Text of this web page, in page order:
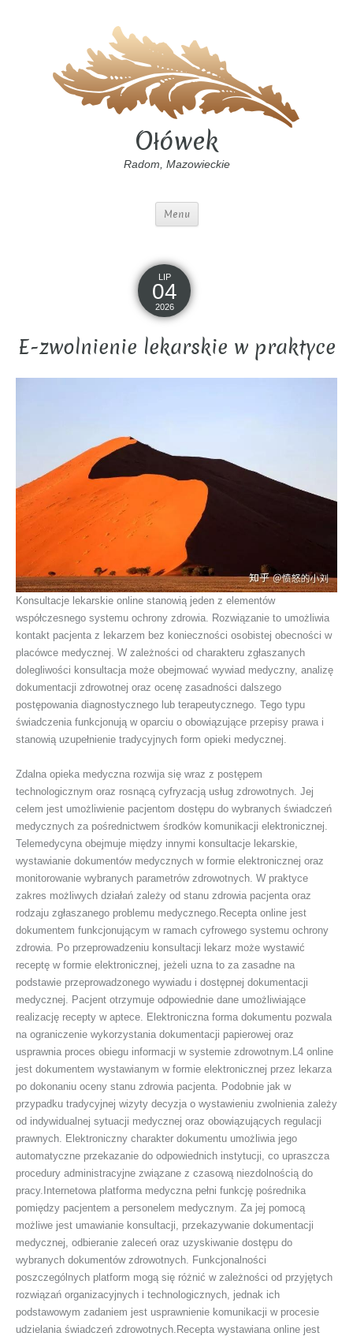
Ołówek
Radom, Mazowieckie
Menu
LIP
04
2026
E-zwolnienie lekarskie w praktyce
Konsultacje lekarskie online stanowią jeden z elementów
współczesnego systemu ochrony zdrowia. Rozwiązanie to umożliwia
kontakt pacjenta z lekarzem bez konieczności osobistej obecności w
placówce medycznej. W zależności od charakteru zgłaszanych
dolegliwości konsultacja może obejmować wywiad medyczny, analizę
dokumentacji zdrowotnej oraz ocenę zasadności dalszego
postępowania diagnostycznego lub terapeutycznego. Tego typu
świadczenia funkcjonują w oparciu o obowiązujące przepisy prawa i
stanowią uzupełnienie tradycyjnych form opieki medycznej.
Zdalna opieka medyczna rozwija się wraz z postępem
technologicznym oraz rosnącą cyfryzacją usług zdrowotnych. Jej
celem jest umożliwienie pacjentom dostępu do wybranych świadczeń
medycznych za pośrednictwem środków komunikacji elektronicznej.
Telemedycyna obejmuje między innymi konsultacje lekarskie,
wystawianie dokumentów medycznych w formie elektronicznej oraz
monitorowanie wybranych parametrów zdrowotnych. W praktyce
zakres możliwych działań zależy od stanu zdrowia pacjenta oraz
rodzaju zgłaszanego problemu medycznego.Recepta online jest
dokumentem funkcjonującym w ramach cyfrowego systemu ochrony
zdrowia. Po przeprowadzeniu konsultacji lekarz może wystawić
receptę w formie elektronicznej, jeżeli uzna to za zasadne na
podstawie przeprowadzonego wywiadu i dostępnej dokumentacji
medycznej. Pacjent otrzymuje odpowiednie dane umożliwiające
realizację recepty w aptece. Elektroniczna forma dokumentu pozwala
na ograniczenie wykorzystania dokumentacji papierowej oraz
usprawnia proces obiegu informacji w systemie zdrowotnym.L4 online
jest dokumentem wystawianym w formie elektronicznej przez lekarza
po dokonaniu oceny stanu zdrowia pacjenta. Podobnie jak w
przypadku tradycyjnej wizyty decyzja o wystawieniu zwolnienia zależy
od indywidualnej sytuacji medycznej oraz obowiązujących regulacji
prawnych. Elektroniczny charakter dokumentu umożliwia jego
automatyczne przekazanie do odpowiednich instytucji, co upraszcza
procedury administracyjne związane z czasową niezdolnością do
pracy.Internetowa platforma medyczna pełni funkcję pośrednika
pomiędzy pacjentem a personelem medycznym. Za jej pomocą
możliwe jest umawianie konsultacji, przekazywanie dokumentacji
medycznej, odbieranie zaleceń oraz uzyskiwanie dostępu do
wybranych dokumentów zdrowotnych. Funkcjonalności
poszczególnych platform mogą się różnić w zależności od przyjętych
rozwiązań organizacyjnych i technologicznych, jednak ich
podstawowym zadaniem jest usprawnienie komunikacji w procesie
udzielania świadczeń zdrowotnych.Recepta wystawiana online jest